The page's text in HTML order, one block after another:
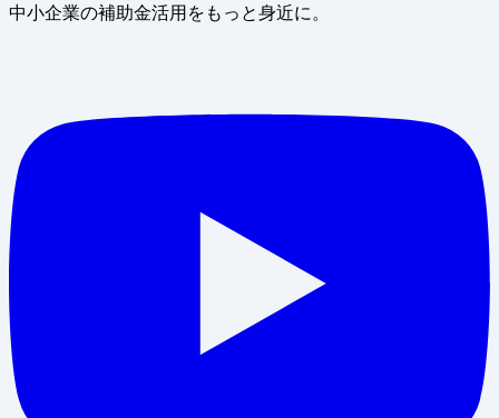
中小企業の補助金活用をもっと身近に。